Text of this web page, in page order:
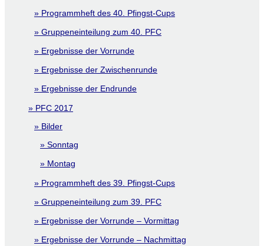
Programmheft des 40. Pfingst-Cups
Gruppeneinteilung zum 40. PFC
Ergebnisse der Vorrunde
Ergebnisse der Zwischenrunde
Ergebnisse der Endrunde
PFC 2017
Bilder
Sonntag
Montag
Programmheft des 39. Pfingst-Cups
Gruppeneinteilung zum 39. PFC
Ergebnisse der Vorrunde – Vormittag
Ergebnisse der Vorrunde – Nachmittag